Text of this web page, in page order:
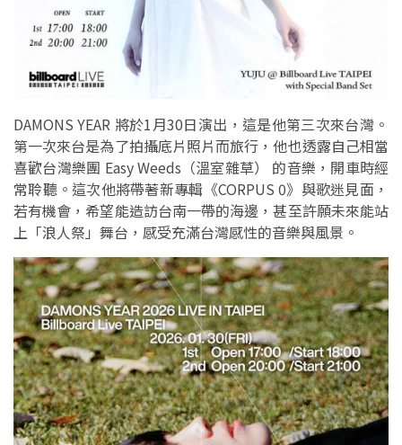
DAMONS YEAR 將於1月30日演出，這是他第三次來台灣。
第一次來台是為了拍攝底片照片而旅行，他也透露自己相當
喜歡台灣樂團 Easy Weeds（溫室雜草） 的音樂，開車時經
常聆聽。這次他將帶著新專輯《CORPUS 0》與歌迷見面，
若有機會，希望能造訪台南一帶的海邊，甚至許願未來能站
上「浪人祭」舞台，感受充滿台灣感性的音樂與風景。